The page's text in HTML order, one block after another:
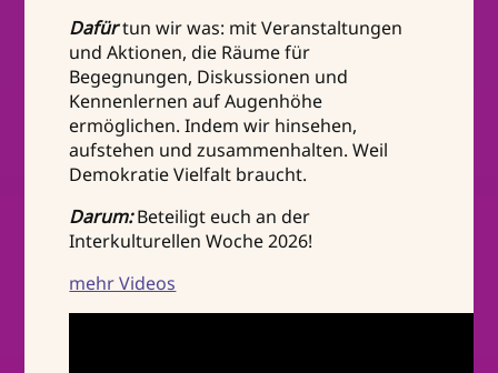
Dafürtun wir was: mit Veranstaltungen
und Aktionen, die Räume für
Begegnungen, Diskussionen und
Kennenlernen auf Augenhöhe
ermöglichen. Indem wir hinsehen,
aufstehen und zusammenhalten. Weil
Demokratie Vielfalt braucht.
Darum:Beteiligt euch an der
Interkulturellen Woche 2026!
mehr Videos